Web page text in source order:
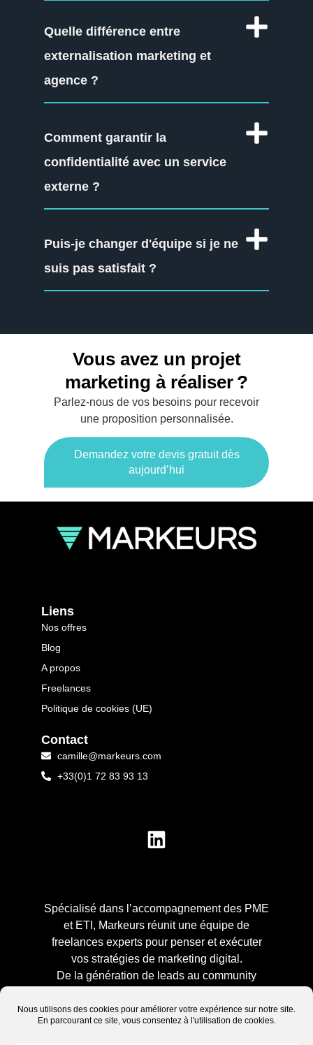
Quelle différence entre
externalisation marketing et
agence ?
Comment garantir la
confidentialité avec un service
externe ?
Puis-je changer d'équipe si je ne
suis pas satisfait ?
Vous avez un projet
marketing à réaliser ?
Parlez-nous de vos besoins pour recevoir
une proposition personnalisée.
Demandez votre devis gratuit dès
aujourd’hui
Spécialisé dans l’accompagnement des PME
et ETI, Markeurs réunit une équipe de
freelances experts pour penser et exécuter
vos stratégies de marketing digital.
De la génération de leads au community
webinars et la fidélisation client, nous vous
aidons à atteindre vos objectifs.
Liens
Nos offres
Blog
A propos
Freelances
Politique de cookies (UE)
Contact
camille@markeurs.com
+33(0)1 72 83 93 13